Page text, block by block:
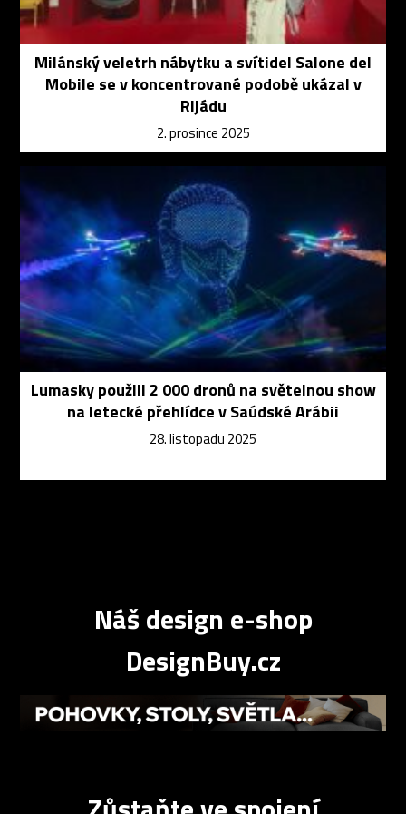
Milánský veletrh nábytku a svítidel Salone del
Mobile se v koncentrované podobě ukázal v
Rijádu
2. prosince 2025
Lumasky použili 2 000 dronů na světelnou show
na letecké přehlídce v Saúdské Arábii
28. listopadu 2025
Náš design e-shop
DesignBuy.cz